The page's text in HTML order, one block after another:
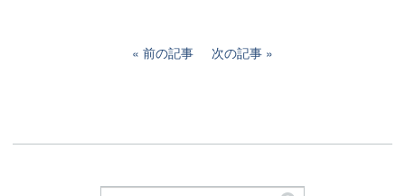
前の記事 次の記事